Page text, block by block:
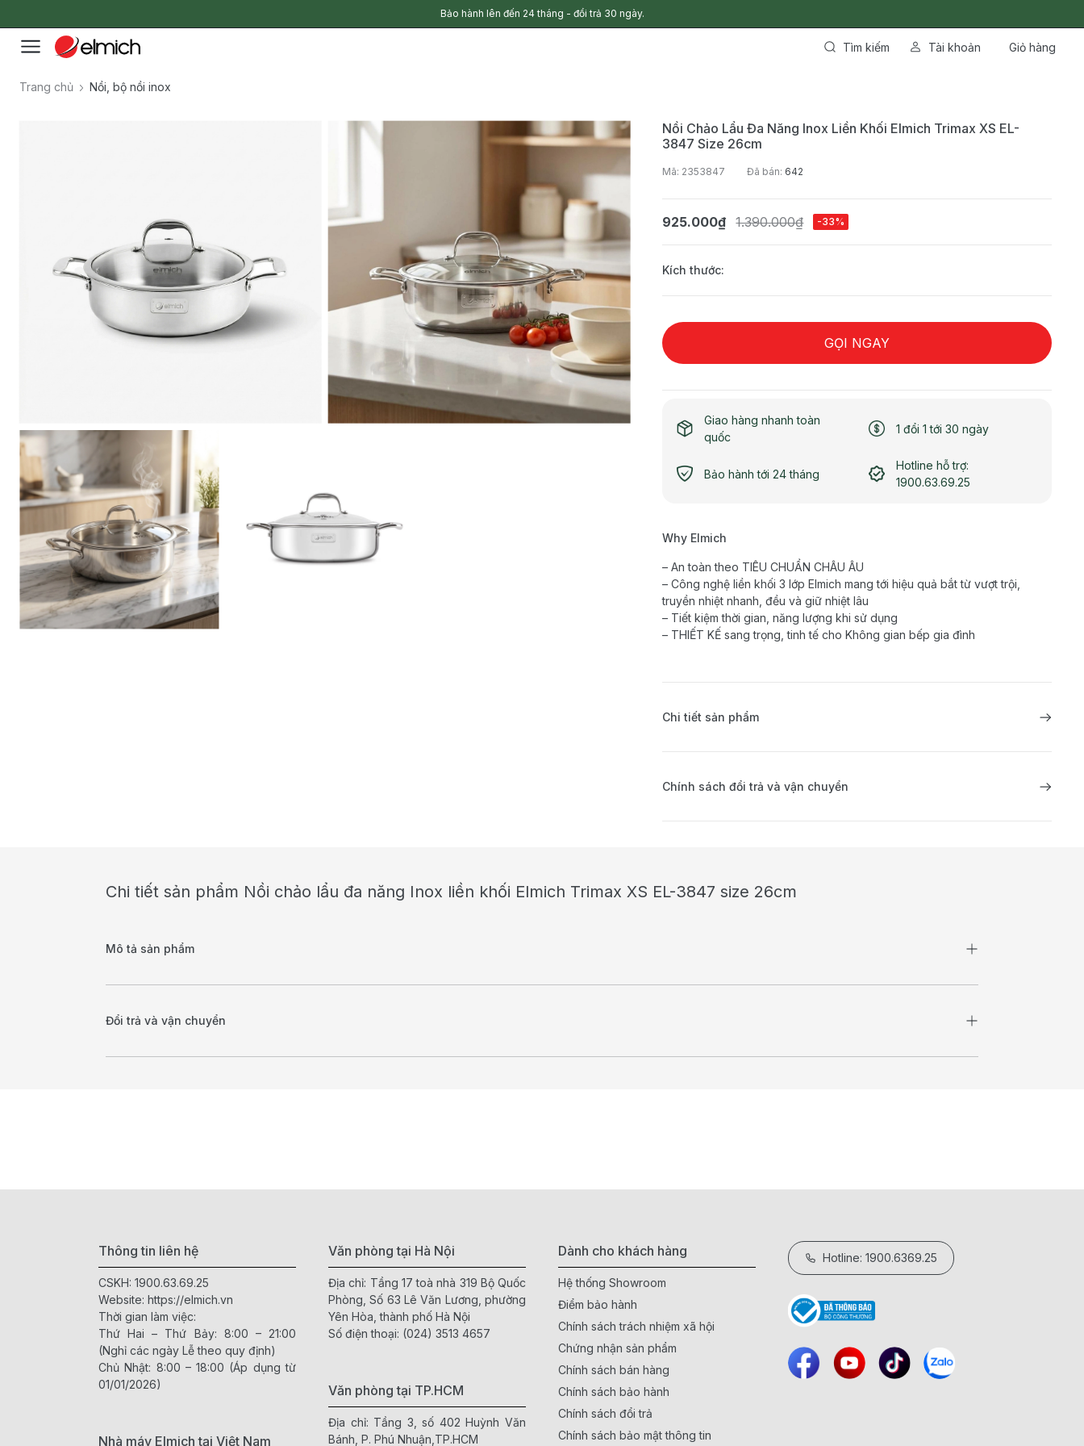
Bảo hành lên đến 24 tháng - đổi trả 30 ngày.
Tìm kiếm Tài khoản Giỏ hàng
Trang chủ Nồi, bộ nồi inox
Nồi Chảo Lẩu Đa Năng Inox Liền Khối Elmich Trimax XS EL-
3847 Size 26cm
Mã: 2353847 Đã bán: 642
925.000₫ 1.390.000₫ -33%
Kích thước:
GỌI NGAY
Giao hàng nhanh toàn
quốc
1 đổi 1 tới 30 ngày
Bảo hành tới 24 tháng
Hotline hỗ trợ:
1900.63.69.25
Why Elmich
– An toàn theo TIÊU CHUẨN CHÂU ÂU
– Công nghệ liền khối 3 lớp Elmich mang tới hiệu quả bắt từ vượt trội,
truyền nhiệt nhanh, đều và giữ nhiệt lâu
– Tiết kiệm thời gian, năng lượng khi sử dụng
– THIẾT KẾ sang trọng, tinh tế cho Không gian bếp gia đình
Chi tiết sản phẩm
Chính sách đổi trả và vận chuyển
Chi tiết sản phẩm Nồi chảo lẩu đa năng Inox liền khối Elmich Trimax XS EL-3847 size 26cm
Mô tả sản phẩm
Đổi trả và vận chuyển
Thông tin liên hệ
CSKH: 1900.63.69.25
Website: https://elmich.vn
Thời gian làm việc:
Thứ Hai – Thứ Bảy: 8:00 – 21:00
(Nghỉ các ngày Lễ theo quy định)
Chủ Nhật: 8:00 – 18:00 (Áp dụng từ
01/01/2026)
Nhà máy Elmich tại Việt Nam
Văn phòng tại Hà Nội
Địa chỉ: Tầng 17 toà nhà 319 Bộ Quốc
Phòng, Số 63 Lê Văn Lương, phường
Yên Hòa, thành phố Hà Nội
Số điện thoại: (024) 3513 4657
Văn phòng tại TP.HCM
Địa chỉ: Tầng 3, số 402 Huỳnh Văn
Bánh, P. Phú Nhuận,TP.HCM
Dành cho khách hàng
Hệ thống Showroom
Điểm bảo hành
Chính sách trách nhiệm xã hội
Chứng nhận sản phẩm
Chính sách bán hàng
Chính sách bảo hành
Chính sách đổi trả
Chính sách bảo mật thông tin
Hotline: 1900.6369.25